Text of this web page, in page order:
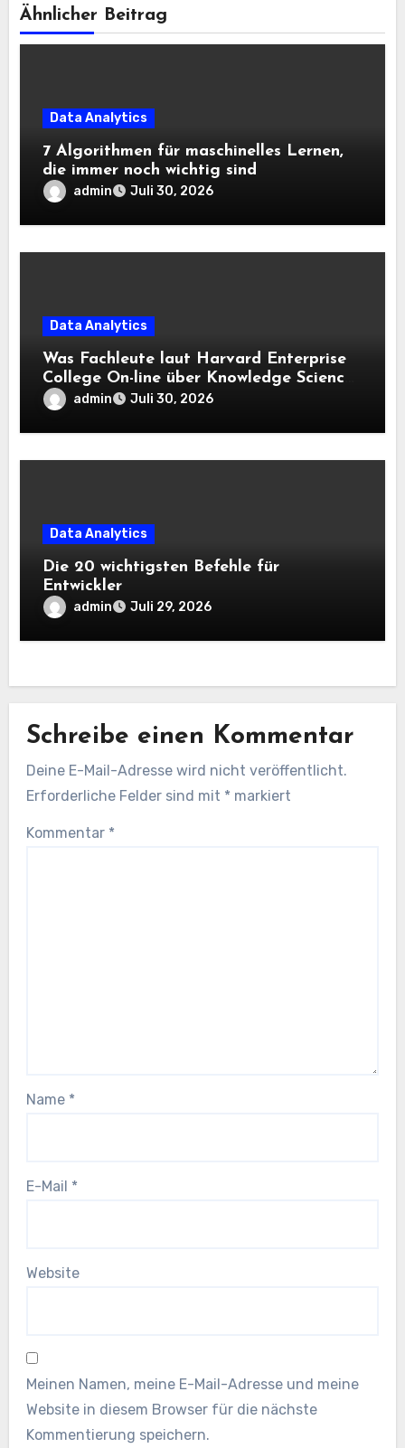
Ähnlicher Beitrag
Data Analytics
7 Algorithmen für maschinelles Lernen,
die immer noch wichtig sind
admin Juli 30, 2026
Data Analytics
Was Fachleute laut Harvard Enterprise
College On-line über Knowledge Science
und KI wissen sollten
admin Juli 30, 2026
Data Analytics
Die 20 wichtigsten Befehle für
Entwickler
admin Juli 29, 2026
Schreibe einen Kommentar
Deine E-Mail-Adresse wird nicht veröffentlicht.
Erforderliche Felder sind mit * markiert
Kommentar *
Name *
E-Mail *
Website
Meinen Namen, meine E-Mail-Adresse und meine
Website in diesem Browser für die nächste
Kommentierung speichern.